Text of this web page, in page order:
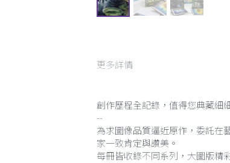
更多詳情
創作歷程全記錄，值得您典藏細
--
為求圖像品質逼近原作，委託在
家一致肯定與讚美。
每冊皆收錄不同系列，大圖版精